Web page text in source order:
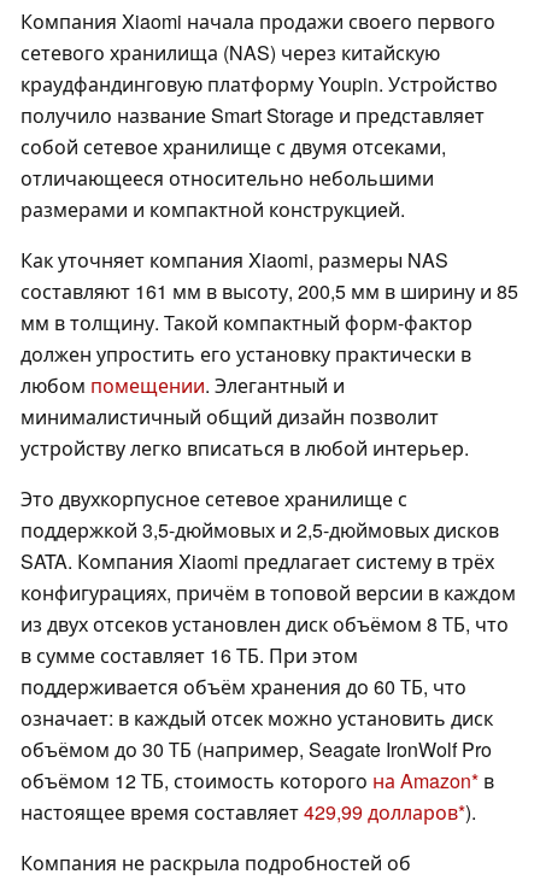
Компания Xiaomi начала продажи своего первого
сетевого хранилища (NAS) через китайскую
краудфандинговую платформу Youpin. Устройство
получило название Smart Storage и представляет
собой сетевое хранилище с двумя отсеками,
отличающееся относительно небольшими
размерами и компактной конструкцией.
Как уточняет компания Xiaomi, размеры NAS
составляют 161 мм в высоту, 200,5 мм в ширину и 85
мм в толщину. Такой компактный форм-фактор
должен упростить его установку практически в
любом помещении. Элегантный и
минималистичный общий дизайн позволит
устройству легко вписаться в любой интерьер.
Это двухкорпусное сетевое хранилище с
поддержкой 3,5-дюймовых и 2,5-дюймовых дисков
SATA. Компания Xiaomi предлагает систему в трёх
конфигурациях, причём в топовой версии в каждом
из двух отсеков установлен диск объёмом 8 ТБ, что
в сумме составляет 16 ТБ. При этом
поддерживается объём хранения до 60 ТБ, что
означает: в каждый отсек можно установить диск
объёмом до 30 ТБ (например, Seagate IronWolf Pro
объёмом 12 ТБ, стоимость которого на Amazon в
настоящее время составляет429,99 долларов ).
Компания не раскрыла подробностей об